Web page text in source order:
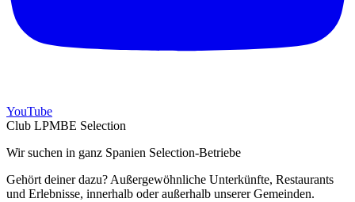
YouTube
Club LPMBE Selection
Wir suchen in ganz Spanien Selection-Betriebe
Gehört deiner dazu? Außergewöhnliche Unterkünfte, Restaurants
und Erlebnisse, innerhalb oder außerhalb unserer Gemeinden.